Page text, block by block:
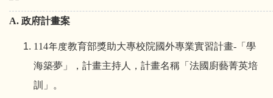
A. 政府計畫案
114年度教育部獎助大專校院國外專業實習計畫- 「學
海築夢」，計畫主持人，計畫名稱「法國廚藝菁英培
訓」。